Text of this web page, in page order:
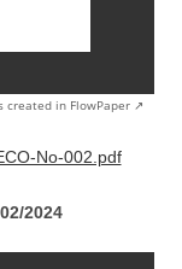
created in FlowPaper ↗
No-002.pdf
2024